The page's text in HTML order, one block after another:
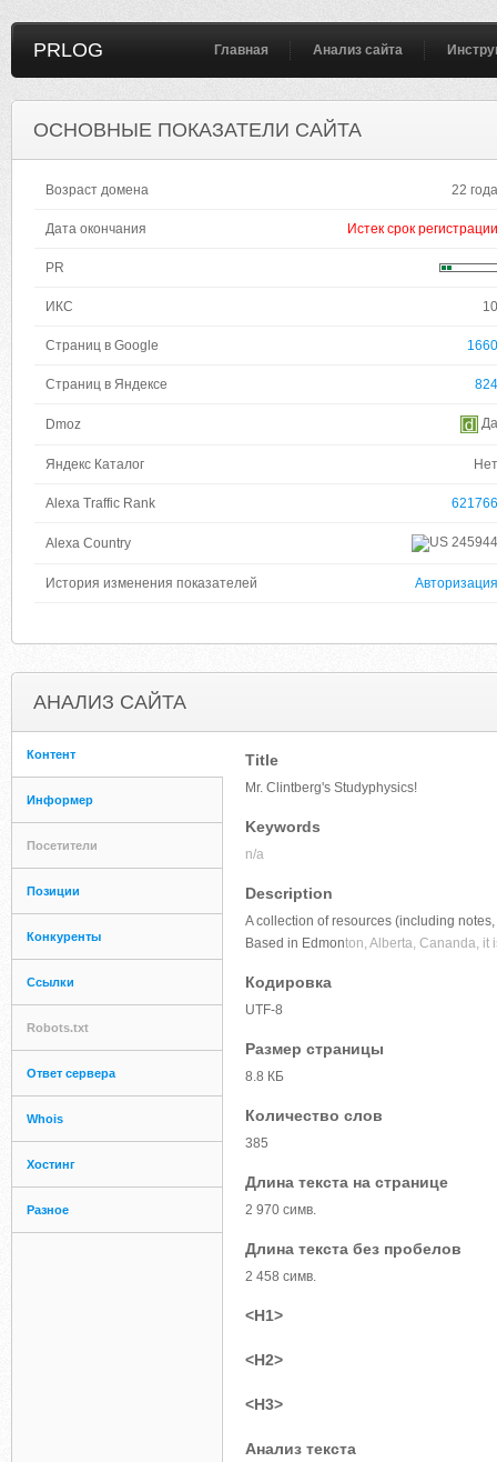
PRLOG Главная Анализ сайта
ОСНОВНЫЕ ПОКАЗАТЕЛИ САЙТА
Возраст домена 22 года
Дата окончания Истек срок регистрации
PR
ИКС 10
Страниц в Google 1660
Страниц в Яндексе 824
Dmoz Да
Яндекс Каталог Нет
Alexa Traffic Rank 621766
Alexa Country 245944
История изменения показателей Авторизация
АНАЛИЗ САЙТА
Контент
Информер
Посетители
Позиции
Конкуренты
Ссылки
Robots.txt
Ответ сервера
Whois
Хостинг
Разное
Title
Mr. Clintberg's Studyphysics!
Keywords
n/a
Description
A collection of resources (including
Based in Edmonton, Alberta, Cananda, it
Кодировка
UTF-8
Размер страницы
8.8 КБ
Количество слов
385
Длина текста на странице
2 970 симв.
Длина текста без пробелов
2 458 симв.
<H1>
<H2>
<H3>
Анализ текста